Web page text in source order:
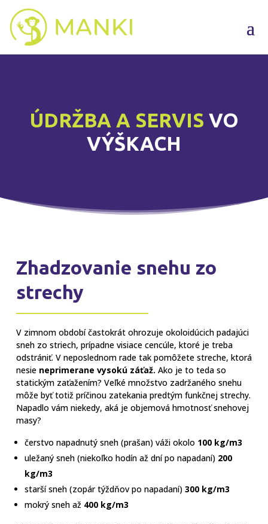
ÚDRŽBA A SERVIS VO
VÝŠKACH
Zhadzovanie snehu zo
strechy
V zimnom období častokrát ohrozuje okoloidúcich padajúci
sneh zo striech, prípadne visiace cencúle, ktoré je treba
odstrániť. V neposlednom rade tak pomôžete streche, ktorá
nesie neprimerane vysokú záťaž. Ako je to teda so
statickým zaťažením? Veľké množstvo zadržaného snehu
môže byť totiž príčinou zatekania predtým funkčnej strechy.
Napadlo vám niekedy, aká je objemová hmotnosť snehovej
masy?
čerstvo napadnutý sneh (prašan) váži okolo 100 kg/m3
uležaný sneh (niekoľko hodín až dní po napadaní) 200
kg/m3
starší sneh (zopár týždňov po napadaní) 300 kg/m3
mokrý sneh až 400 kg/m3